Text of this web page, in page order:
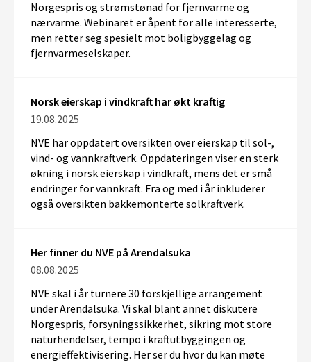
Norgespris og strømstønad for fjernvarme og
nærvarme. Webinaret er åpent for alle interesserte,
men retter seg spesielt mot boligbyggelag og
fjernvarmeselskaper.
Norsk eierskap i vindkraft har økt kraftig
19.08.2025
NVE har oppdatert oversikten over eierskap til sol-,
vind- og vannkraftverk. Oppdateringen viser en sterk
økning i norsk eierskap i vindkraft, mens det er små
endringer for vannkraft. Fra og med i år inkluderer
også oversikten bakkemonterte solkraftverk.
Her finner du NVE på Arendalsuka
08.08.2025
NVE skal i år turnere 30 forskjellige arrangement
underArendalsuka. Vi skal blant annet diskutere
Norgespris, forsyningssikkerhet, sikring mot store
naturhendelser, tempo i kraftutbyggingen og
energieffektivisering. Her ser du hvor du kan møte